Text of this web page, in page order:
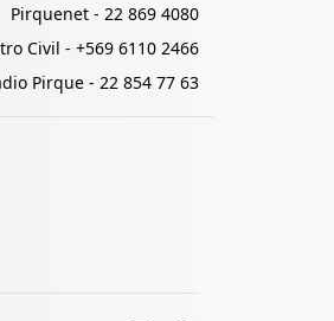
Pirquenet - 22 869 4080
Civil - +569 6110 2466
Pirque - 22 854 77 63